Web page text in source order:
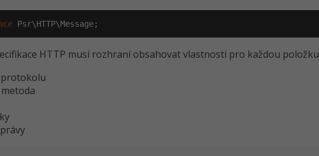
Psr\HTTP\Message;
HTTP musí rozhraní obsahovat vlastnosti pro každou